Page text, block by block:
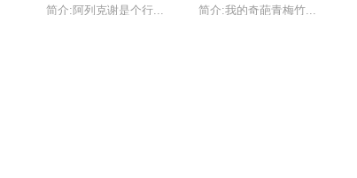
简介:阿列克谢是个行... 简介:我的奇葩青梅竹...